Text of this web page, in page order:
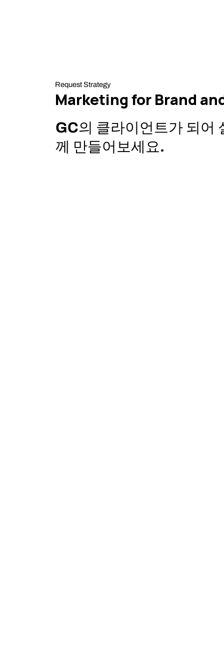
Request Strategy
Marketing for Brand
GC의 클라이언트가 되어
께 만들어보세요.